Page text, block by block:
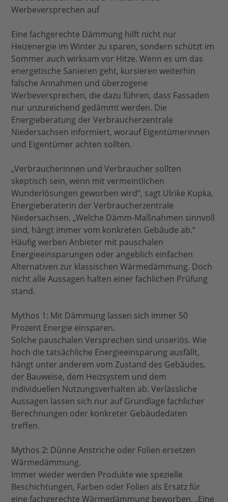
Werbeversprechen auf
Eine fachgerechte Dämmung hilft nicht nur
Heizenergie im Winter zu sparen, sondern schützt im
Sommer auch wirksam vor Hitze. Wenn es um das
energetische Sanieren geht, kursieren weiterhin
falsche Annahmen und überzogene
Werbeversprechen, die dazu führen, dass Fassaden
nur unzureichend gedämmt werden. Die
Energieberatung der Verbraucherzentrale
Niedersachsen informiert, worauf Eigentümerinnen
und Eigentümer achten sollten.
„Verbraucherinnen und Verbraucher sollten
skeptisch sein, wenn mit vermeintlichen
Wunderlösungen geworben wird“, sagt Ulrike Kupka,
Energieberaterin der Verbraucherzentrale
Niedersachsen. „Welche Dämm-Maßnahmen sinnvoll
sind, hängt immer vom konkreten Gebäude ab.“
Häufig werben Anbieter mit pauschalen
Energieeinsparungen oder angeblich einfachen
Alternativen zur klassischen Wärmedämmung. Doch
nicht alle Aussagen halten einer fachlichen Prüfung
stand.
Mythos 1: Mit Dämmung lassen sich immer 50
Prozent Energie einsparen.
Solche pauschalen Versprechen sind unseriös. Wie
hoch die tatsächliche Energieeinsparung ausfällt,
hängt unter anderem vom Zustand des Gebäudes,
der Bauweise, dem Heizsystem und dem
individuellen Nutzungsverhalten ab. Verlässliche
Aussagen lassen sich nur auf Grundlage fachlicher
Berechnungen oder konkreter Gebäudedaten
treffen.
Mythos 2: Dünne Anstriche oder Folien ersetzen
Wärmedämmung.
Immer wieder werden Produkte wie spezielle
Beschichtungen, Farben oder Folien als Ersatz für
eine fachgerechte Wärmedämmung beworben. „Eine